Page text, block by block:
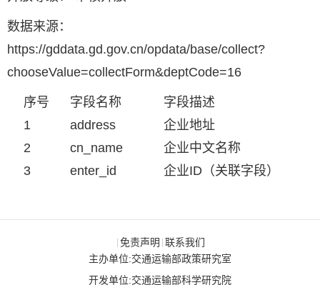
数据来源：
https://gddata.gd.gov.cn/opdata/base/collect?
chooseValue=collectForm&deptCode=16
序号 字段名称
字段描述
1
address
企业地址
2
cn_name
企业中文名称
3
enter_id 企业ID（关联字段）
| 免责声明 | 联系我们
主办单位:交通运输部政策研究室
开发单位:交通运输部科学研究院